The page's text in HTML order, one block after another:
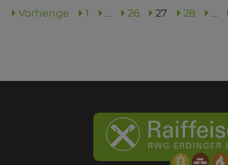
Vorherige 1 26 27 28